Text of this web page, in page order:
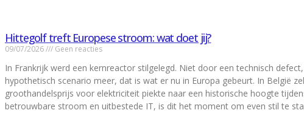
Hittegolf treft Europese stroom: wat doet jij?
09/07/2026 Geen reacties
In Frankrijk werd een kernreactor stilgelegd. Niet door een technisch
hypothetisch scenario meer, dat is wat er nu in Europa gebeurt. In België
groothandelsprijs voor elektriciteit piekte naar een historische hoogte
betrouwbare stroom en uitbestede IT, is dit het moment om even stil te